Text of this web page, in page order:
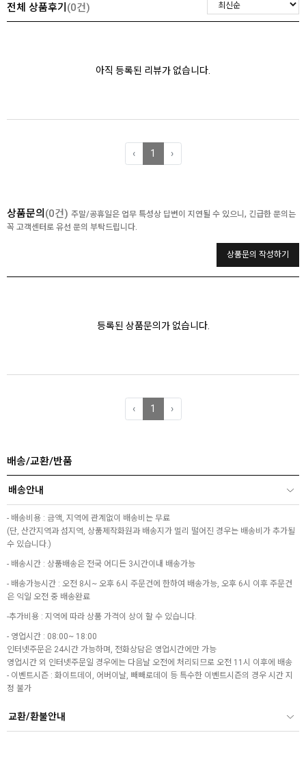
전체 상품후기 (0건)
아직 등록된 리뷰가 없습니다.
‹ 1 ›
상품문의 (0건) 주말/공휴일은 업무 특성상 답변이 지연될 수 있으니, 긴급한 문의는
꼭 고객센터로 유선 문의 부탁드립니다.
상품문의 작성하기
등록된 상품문의가 없습니다.
‹ 1 ›
배송/교환/반품
배송안내
- 배송비용 : 금액, 지역에 관계없이 배송비는 무료
(단, 산간지역과 섬지역, 상품제작화원과 배송지가 멀리 떨어진 경우는 배송비가 추가될
수 있습니다.)
- 배송시간 : 상품배송은 전국 어디든 3시간이내 배송가능
- 배송가능시간 : 오전 8시~ 오후 6시 주문건에 한하여 배송가능, 오후 6시 이후 주문건
은 익일 오전 중 배송완료
-추가비용 : 지역에 따라 상품 가격이 상이 할 수 있습니다.
- 영업시간 : 08:00~ 18:00
인터넷주문은 24시간 가능하며, 전화상담은 영업시간에만 가능
영업시간 외 인터넷주문일 경우에는 다음날 오전에 처리되므로 오전 11시 이후에 배송
- 이벤트시즌 : 화이트데이, 어버이날, 빼빼로데이 등 특수한 이벤트시즌의 경우 시간 지
정 불가
교환/환불안내